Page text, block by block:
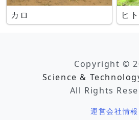
カロ ヒ
Copyright ©
Science &
All Rights
運営会社情報